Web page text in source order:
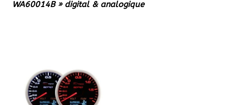
WA60014B » digital & analogique